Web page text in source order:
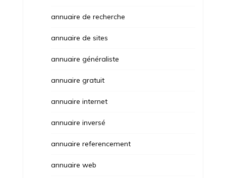
annuaire de recherche
annuaire de sites
annuaire généraliste
annuaire gratuit
annuaire internet
annuaire inversé
annuaire referencement
annuaire web